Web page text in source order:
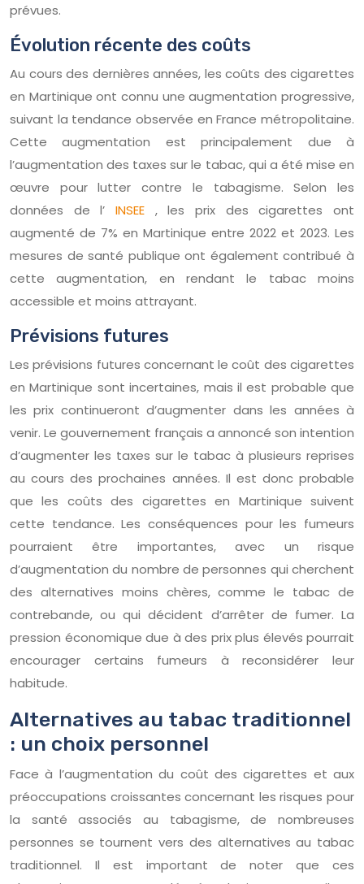
prévues.
Évolution récente des coûts
Au cours des dernières années, les coûts des cigarettes
en Martinique ont connu une augmentation progressive,
suivant la tendance observée en France métropolitaine.
Cette augmentation est principalement due à
l’augmentation des taxes sur le tabac, qui a été mise en
œuvre pour lutter contre le tabagisme. Selon les
données de l’ INSEE , les prix des cigarettes ont
augmenté de 7% en Martinique entre 2022 et 2023. Les
mesures de santé publique ont également contribué à
cette augmentation, en rendant le tabac moins
accessible et moins attrayant.
Prévisions futures
Les prévisions futures concernant le coût des cigarettes
en Martinique sont incertaines, mais il est probable que
les prix continueront d’augmenter dans les années à
venir. Le gouvernement français a annoncé son intention
d’augmenter les taxes sur le tabac à plusieurs reprises
au cours des prochaines années. Il est donc probable
que les coûts des cigarettes en Martinique suivent
cette tendance. Les conséquences pour les fumeurs
pourraient être importantes, avec un risque
d’augmentation du nombre de personnes qui cherchent
des alternatives moins chères, comme le tabac de
contrebande, ou qui décident d’arrêter de fumer. La
pression économique due à des prix plus élevés pourrait
encourager certains fumeurs à reconsidérer leur
habitude.
Alternatives au tabac traditionnel
: un choix personnel
Face à l’augmentation du coût des cigarettes et aux
préoccupations croissantes concernant les risques pour
la santé associés au tabagisme, de nombreuses
personnes se tournent vers des alternatives au tabac
traditionnel. Il est important de noter que ces